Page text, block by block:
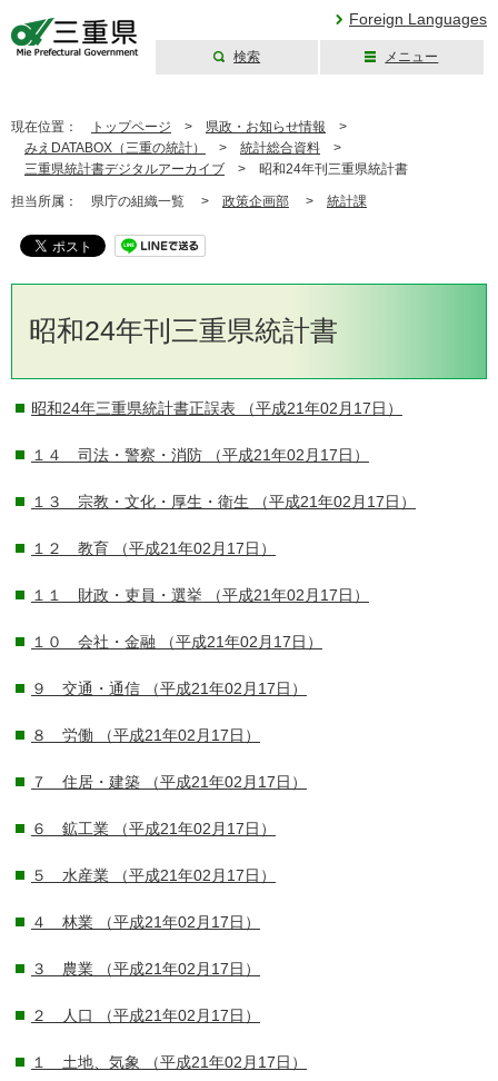
Foreign Languages
検索 メニュー
現在位置： トップページ > 県政・お知らせ情報 >
みえDATABOX（三重の統計）
> 統計総合資料 >
三重県統計書デジタルアーカイブ > 昭和24年刊三重県統計書
担当所属： 県庁の組織一覧 > 政策企画部 > 統計課
昭和24年刊三重県統計書
昭和24年三重県統計書正誤表 （平成21年02月17日）
１４ 司法・警察・消防 （平成21年02月17日）
１３ 宗教・文化・厚生・衛生 （平成21年02月17日）
１２ 教育 （平成21年02月17日）
１１ 財政・吏員・選挙 （平成21年02月17日）
１０ 会社・金融 （平成21年02月17日）
９ 交通・通信 （平成21年02月17日）
８ 労働 （平成21年02月17日）
７ 住居・建築 （平成21年02月17日）
６ 鉱工業 （平成21年02月17日）
５ 水産業 （平成21年02月17日）
４ 林業 （平成21年02月17日）
３ 農業 （平成21年02月17日）
２ 人口 （平成21年02月17日）
１ 土地、気象 （平成21年02月17日）